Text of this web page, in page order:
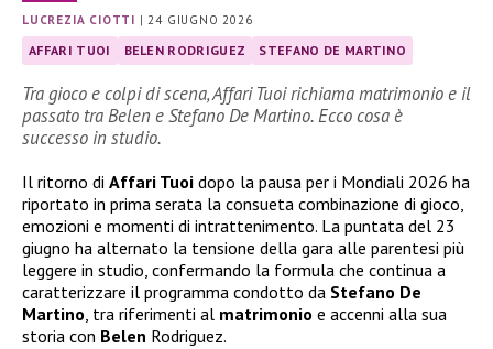
LUCREZIA CIOTTI | 24 GIUGNO 2026
AFFARI TUOI BELEN RODRIGUEZ STEFANO DE MARTINO
Tra gioco e colpi di scena, Affari Tuoi richiama matrimonio e il
passato tra Belen e Stefano De Martino. Ecco cosa è
successo in studio.
Il ritorno di Affari Tuoi dopo la pausa per i Mondiali 2026 ha
riportato in prima serata la consueta combinazione di gioco,
emozioni e momenti di intrattenimento. La puntata del 23
giugno ha alternato la tensione della gara alle parentesi più
leggere in studio, confermando la formula che continua a
caratterizzare il programma condotto da Stefano De
Martino, tra riferimenti al matrimonio e accenni alla sua
storia con Belen Rodriguez.